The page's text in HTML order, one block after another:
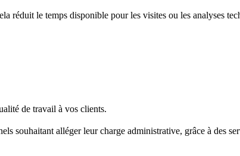
réduit le temps disponible pour les visites ou les analyses
de travail à vos clients.
souhaitant alléger leur charge administrative, grâce à des